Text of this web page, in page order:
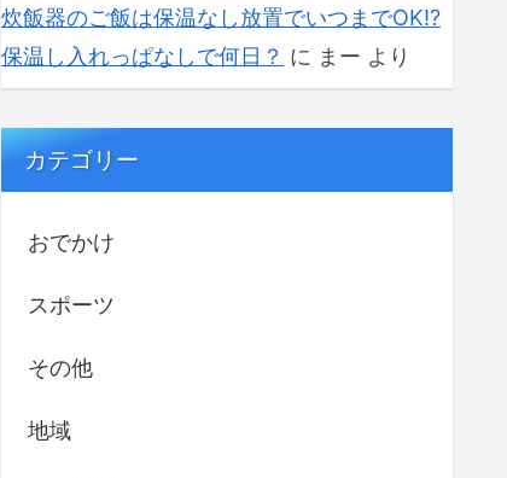
炊飯器のご飯は保温なし放置でいつまでOK⁉
保温し入れっぱなしで何日？ に まー より
カテゴリー
おでかけ
スポーツ
その他
地域